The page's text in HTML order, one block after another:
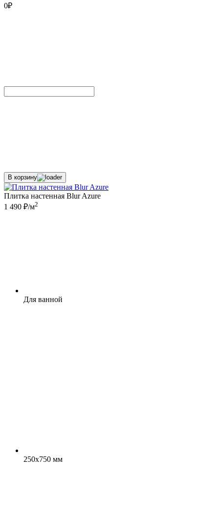
0₽
В корзину
Плитка настенная Blur Azure
1 490 ₽/м2
Для ванной
250x750 мм